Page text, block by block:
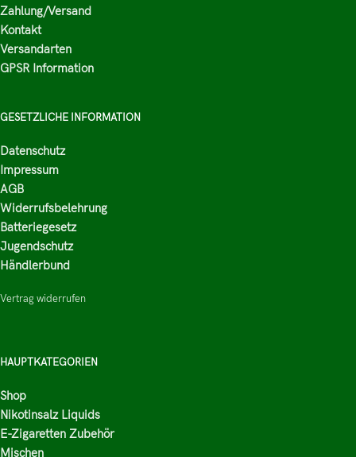
Zahlung/Versand
Kontakt
Versandarten
GPSR Information
GESETZLICHE INFORMATION
Datenschutz
Impressum
AGB
Widerrufsbelehrung
Batteriegesetz
Jugendschutz
Händlerbund
Vertrag widerrufen
HAUPTKATEGORIEN
Shop
Nikotinsalz Liquids
E-Zigaretten Zubehör
Mischen